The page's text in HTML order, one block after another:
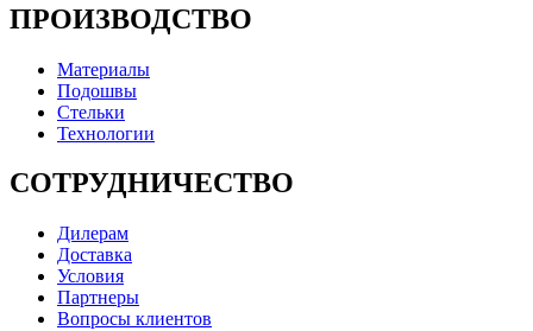
ПРОИЗВОДСТВО
Материалы
Подошвы
Стельки
Технологии
СОТРУДНИЧЕСТВО
Дилерам
Доставка
Условия
Партнеры
Вопросы клиентов